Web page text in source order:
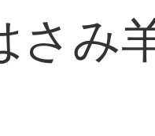
さみ